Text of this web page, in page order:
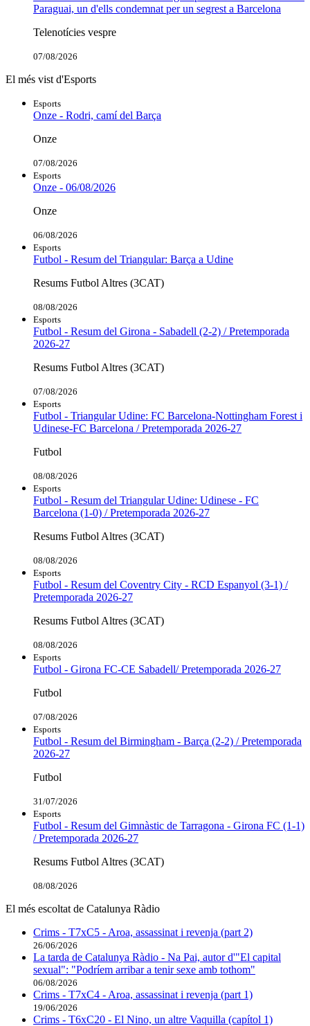
Paraguai, un d'ells condemnat per un segrest a Barcelona
Telenotícies vespre
07/08/2026
El més vist d'Esports
Esports
Onze - Rodri, camí del Barça
Onze
07/08/2026
Esports
Onze - 06/08/2026
Onze
06/08/2026
Esports
Futbol - Resum del Triangular: Barça a Udine
Resums Futbol Altres (3CAT)
08/08/2026
Esports
Futbol - Resum del Girona - Sabadell (2-2) / Pretemporada
2026-27
Resums Futbol Altres (3CAT)
07/08/2026
Esports
Futbol - Triangular Udine: FC Barcelona-Nottingham Forest i
Udinese-FC Barcelona / Pretemporada 2026-27
Futbol
08/08/2026
Esports
Futbol - Resum del Triangular Udine: Udinese - FC
Barcelona (1-0) / Pretemporada 2026-27
Resums Futbol Altres (3CAT)
08/08/2026
Esports
Futbol - Resum del Coventry City - RCD Espanyol (3-1) /
Pretemporada 2026-27
Resums Futbol Altres (3CAT)
08/08/2026
Esports
Futbol - Girona FC-CE Sabadell/ Pretemporada 2026-27
Futbol
07/08/2026
Esports
Futbol - Resum del Birmingham - Barça (2-2) / Pretemporada
2026-27
Futbol
31/07/2026
Esports
Futbol - Resum del Gimnàstic de Tarragona - Girona FC (1-1)
/ Pretemporada 2026-27
Resums Futbol Altres (3CAT)
08/08/2026
El més escoltat de Catalunya Ràdio
Crims - T7xC5 - Aroa, assassinat i revenja (part 2)
26/06/2026
La tarda de Catalunya Ràdio - Na Pai, autor d'"El capital
sexual": "Podríem arribar a tenir sexe amb tothom"
06/08/2026
Crims - T7xC4 - Aroa, assassinat i revenja (part 1)
19/06/2026
Crims - T6xC20 - El Nino, un altre Vaquilla (capítol 1)